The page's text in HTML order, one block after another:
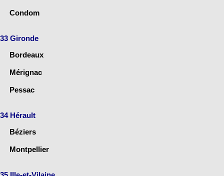
Condom
33 Gironde
Bordeaux
Mérignac
Pessac
34 Hérault
Béziers
Montpellier